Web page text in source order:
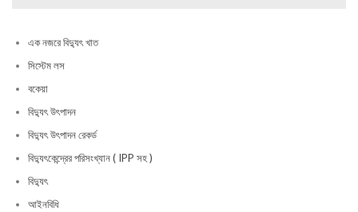
এক নজরে বিদ্যুৎ খাত
সিস্টেম লস
বকেয়া
বিদ্যুৎ উৎপাদন
বিদ্যুৎ উৎপাদন রেকর্ড
বিদ্যুৎকেন্দ্রের পরিসংখ্যান ( IPP সহ )
বিদ্যুৎ
আইনবিধি